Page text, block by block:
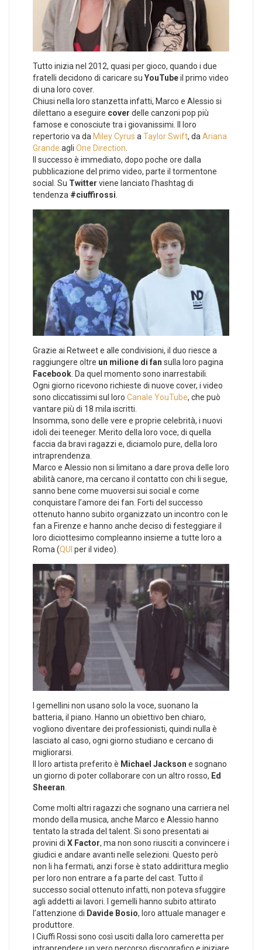
Tutto inizia nel 2012, quasi per gioco, quando i due
fratelli decidono di caricare su YouTubeil primo video
di una loro cover.
Chiusi nella loro stanzetta infatti, Marco e Alessio si
dilettano a eseguire cover delle canzoni pop più
famose e conosciute tra i giovanissimi. Il loro
repertorio va da Miley Cyrus a Taylor Swift, da Ariana
Grande agli One Direction
Il successo è immediato, dopo poche ore dalla
pubblicazione del primo video, parte il tormentone
social. Su Twitter viene lanciato l’hashtag di
tendenza #ciuffirossi
Grazie ai Retweet e alle condivisioni, il duo riesce a
raggiungere oltre un milione di fan sulla loro pagina
Facebook. Da quel momento sono inarrestabili.
Ogni giorno ricevono richieste di nuove cover, i video
sono cliccatissimi sul loro Canale YouTube, che può
vantare più di 18 mila iscritti.
Insomma, sono delle vere e proprie celebrità, i nuovi
idoli dei teeneger. Merito della loro voce, di quella
faccia da bravi ragazzi e, diciamolo pure, della loro
intraprendenza.
Marco e Alessio non si limitano a dare prova delle loro
abilità canore, ma cercano il contatto con chi li segue,
sanno bene come muoversi sui social e come
conquistare l’amore dei fan. Forti del successo
ottenuto hanno subito organizzato un incontro con le
fan a Firenze e hanno anche deciso di festeggiare il
loro diciottesimo compleanno insieme a tutte loro a
Roma (QUI per il video).
I gemellini non usano solo la voce, suonano la
batteria, il piano. Hanno un obiettivo ben chiaro,
vogliono diventare dei professionisti, quindi nulla è
lasciato al caso, ogni giorno studiano e cercano di
migliorarsi.
Il loro artista preferito è Michael Jackson e sognano
un giorno di poter collaborare con un altro rosso, Ed
Sheeran.
Come molti altri ragazzi che sognano una carriera nel
mondo della musica, anche Marco e Alessio hanno
tentato la strada del talent. Si sono presentati ai
provini di X Factor, ma non sono riusciti a convincere i
giudici e andare avanti nelle selezioni. Questo però
non li ha fermati, anzi forse è stato addirittura meglio
per loro non entrare a fa parte del cast. Tutto il
successo social ottenuto infatti, non poteva sfuggire
agli addetti ai lavori. I gemelli hanno subito attirato
l’attenzione di Davide Bosio, loro attuale manager e
produttore.
I Ciuffi Rossi sono così usciti dalla loro cameretta per